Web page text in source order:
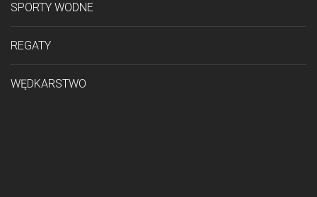
SPORTY WODNE
REGATY
WĘDKARSTWO